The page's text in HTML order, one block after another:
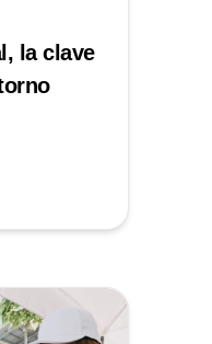
la clave